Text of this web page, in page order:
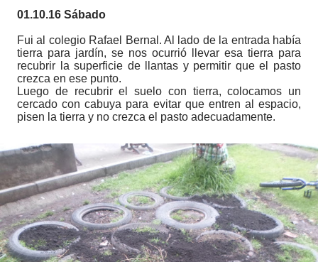
01.10.16 Sábado
Fui al colegio Rafael Bernal. Al lado de la entrada había
tierra para jardín, se nos ocurrió llevar esa tierra para
recubrir la superficie de llantas y permitir que el pasto
crezca en ese punto.
Luego de recubrir el suelo con tierra, colocamos un
cercado con cabuya para evitar que entren al espacio,
pisen la tierra y no crezca el pasto adecuadamente.